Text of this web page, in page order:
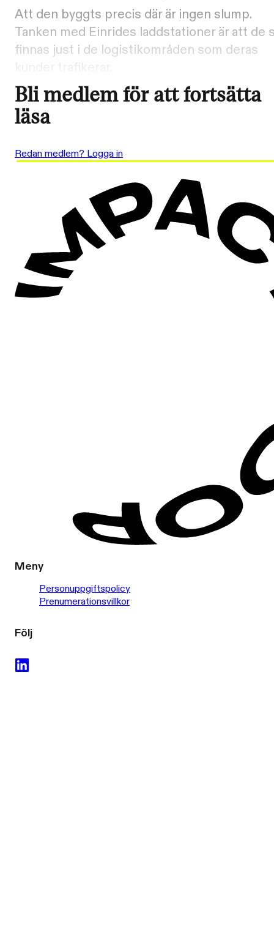
Att den byggts precis där är ingen slump.
Tanken med Einrides laddstationer är att de
finnas just i de logistikområden som deras
Bli medlem för att fortsätta
läsa
Redan medlem? Logga in
Meny
Personuppgiftspolicy
Prenumerationsvillkor
Följ